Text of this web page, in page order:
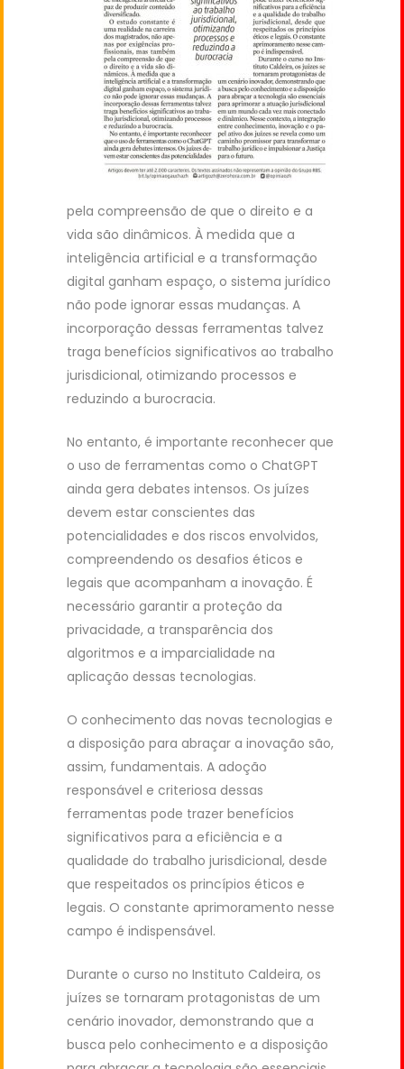
pela compreensão de que o direito e a
vida são dinâmicos. À medida que a
inteligência artificial e a transformação
digital ganham espaço, o sistema jurídico
não pode ignorar essas mudanças. A
incorporação dessas ferramentas talvez
traga benefícios significativos ao trabalho
jurisdicional, otimizando processos e
reduzindo a burocracia.
No entanto, é importante reconhecer que
o uso de ferramentas como o ChatGPT
ainda gera debates intensos. Os juízes
devem estar conscientes das
potencialidades e dos riscos envolvidos,
compreendendo os desafios éticos e
legais que acompanham a inovação. É
necessário garantir a proteção da
privacidade, a transparência dos
algoritmos e a imparcialidade na
aplicação dessas tecnologias.
O conhecimento das novas tecnologias e
a disposição para abraçar a inovação são,
assim, fundamentais. A adoção
responsável e criteriosa dessas
ferramentas pode trazer benefícios
significativos para a eficiência e a
qualidade do trabalho jurisdicional, desde
que respeitados os princípios éticos e
legais. O constante aprimoramento nesse
campo é indispensável.
Durante o curso no Instituto Caldeira, os
juízes se tornaram protagonistas de um
cenário inovador, demonstrando que a
busca pelo conhecimento e a disposição